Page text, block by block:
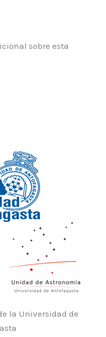
sobre esta
la Universidad de